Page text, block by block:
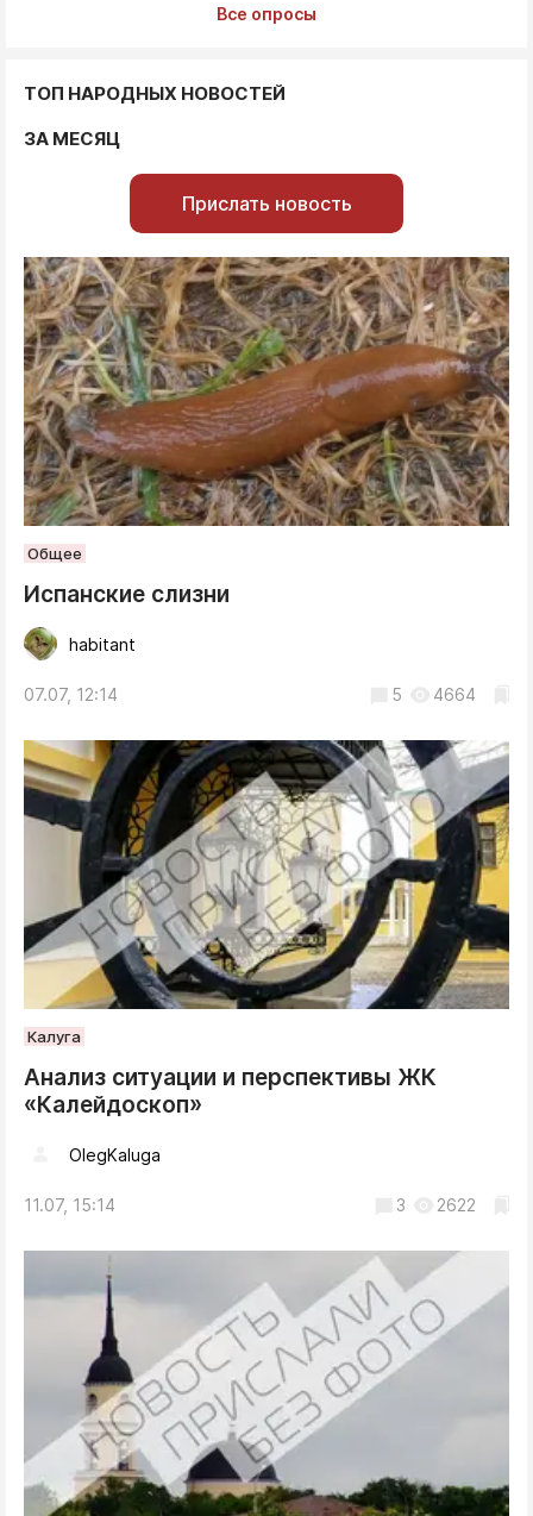
Все опросы
ТОП НАРОДНЫХ НОВОСТЕЙ
ЗА МЕСЯЦ
Прислать новость
Общее
Испанские слизни
habitant
07.07, 12:14 5 4664
Калуга
Анализ ситуации и перспективы ЖК
«Калейдоскоп»
OlegKaluga
11.07, 15:14 3 2622